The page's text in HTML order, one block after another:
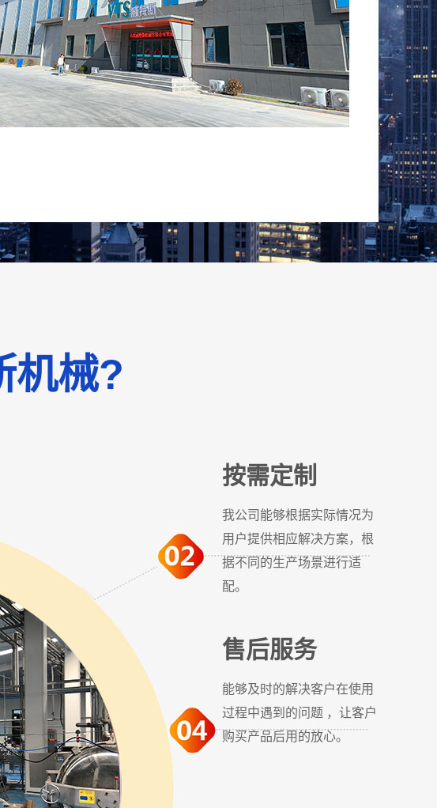
）并联式杀菌锅 卧式横轴搅拌锅
搅拌夹层锅
机械?
按需定制
我公司能够根据实际情况为
用户提供相应解决方案，根
据不同的生产场景进行适
配。
售后服务
能够及时的解决客户在使用
过程中遇到的问题 ，让客户
购买产品后用的放心。